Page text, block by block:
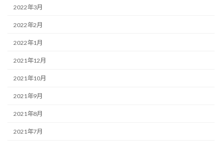
2022年3月
2022年2月
2022年1月
2021年12月
2021年10月
2021年9月
2021年8月
2021年7月